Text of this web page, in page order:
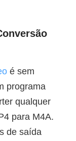
é sem
programa
qualquer
para M4A.
de saída